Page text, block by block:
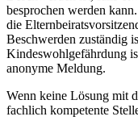
besprochen werden
die
Beschwerden zuständig
Kindeswohlgefährdung
anonyme Meldung.
Wenn keine Lösung mit
fachlich kompetente